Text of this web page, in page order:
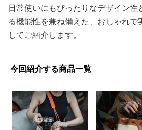
日常使いにもぴったりなデザイン性
る機能性を兼ね備えた、おしゃれで
してご紹介します。
今回紹介する商品一覧